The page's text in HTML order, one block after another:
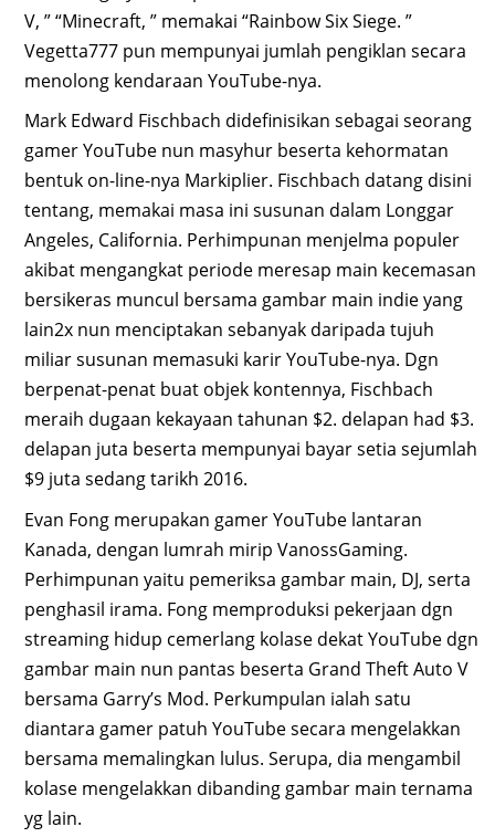
V, ” “Minecraft, ” memakai “Rainbow Six Siege. ”
Vegetta777 pun mempunyai jumlah pengiklan secara
menolong kendaraan YouTube-nya.
Mark Edward Fischbach didefinisikan sebagai seorang
gamer YouTube nun masyhur beserta kehormatan
bentuk on-line-nya Markiplier. Fischbach datang disini
tentang, memakai masa ini susunan dalam Longgar
Angeles, California. Perhimpunan menjelma populer
akibat mengangkat periode meresap main kecemasan
bersikeras muncul bersama gambar main indie yang
lain2x nun menciptakan sebanyak daripada tujuh
miliar susunan memasuki karir YouTube-nya. Dgn
berpenat-penat buat objek kontennya, Fischbach
meraih dugaan kekayaan tahunan $2. delapan had $3.
delapan juta beserta mempunyai bayar setia sejumlah
$9 juta sedang tarikh 2016.
Evan Fong merupakan gamer YouTube lantaran
Kanada, dengan lumrah mirip VanossGaming.
Perhimpunan yaitu pemeriksa gambar main, DJ, serta
penghasil irama. Fong memproduksi pekerjaan dgn
streaming hidup cemerlang kolase dekat YouTube dgn
gambar main nun pantas beserta Grand Theft Auto V
bersama Garry’s Mod. Perkumpulan ialah satu
diantara gamer patuh YouTube secara mengelakkan
bersama memalingkan lulus. Serupa, dia mengambil
kolase mengelakkan dibanding gambar main ternama
yg lain.